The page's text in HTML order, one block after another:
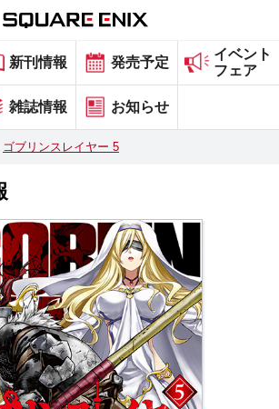
公式サイトメニュー
採用情報
サイト内検索
新刊情報 発売予定
イベント
フェア
雑誌情報 お知らせ
ゴブリンスレイヤー 5